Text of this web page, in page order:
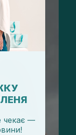
чекає —